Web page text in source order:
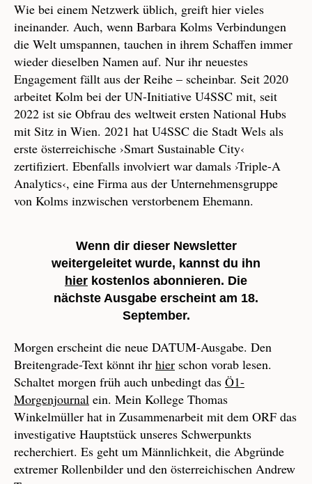
Wie bei einem Netzwerk üblich, greift hier vieles
ineinander. Auch, wenn Barbara Kolms Verbindungen
die Welt umspannen, tauchen in ihrem Schaffen immer
wieder dieselben Namen auf. Nur ihr neuestes
Engagement fällt aus der Reihe – scheinbar. Seit 2020
arbeitet Kolm bei der UN-Initiative U4SSC mit, seit
2022 ist sie Obfrau des weltweit ersten National Hubs
mit Sitz in Wien. 2021 hat U4SSC die Stadt Wels als
erste österreichische ›Smart Sustainable City‹
zertifiziert. Ebenfalls involviert war damals ›Triple-A
Analytics‹, eine Firma aus der Unternehmensgruppe
von Kolms inzwischen verstorbenem Ehemann.
Wenn dir dieser Newsletter
weitergeleitet wurde, kannst du ihn
hier kostenlos abonnieren. Die
nächste Ausgabe erscheint am 18.
September.
Morgen erscheint die neue DATUM-Ausgabe. Den
Breitengrade-Text könnt ihr hier schon vorab lesen.
Schaltet morgen früh auch unbedingt das Ö1-
Morgenjournal ein. Mein Kollege Thomas
Winkelmüller hat in Zusammenarbeit mit dem ORF das
investigative Hauptstück unseres Schwerpunkts
recherchiert. Es geht um Männlichkeit, die Abgründe
extremer Rollenbilder und den österreichischen Andrew